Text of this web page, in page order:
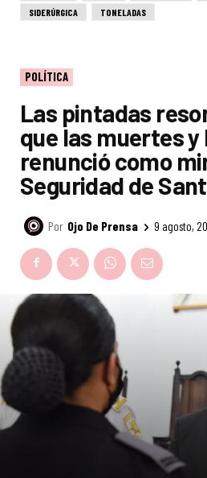
SIDERÚRGICA
TONELADAS